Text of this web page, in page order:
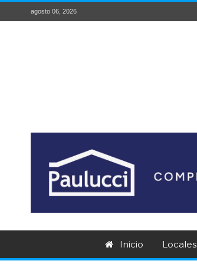
agosto 06, 2026
Inicio Locales